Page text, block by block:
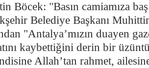
Böcek: "Basın camiamıza
Belediye Başkanı
"Antalya’mızın duayen
kaybettiğini derin bir
Allah’tan rahmet,